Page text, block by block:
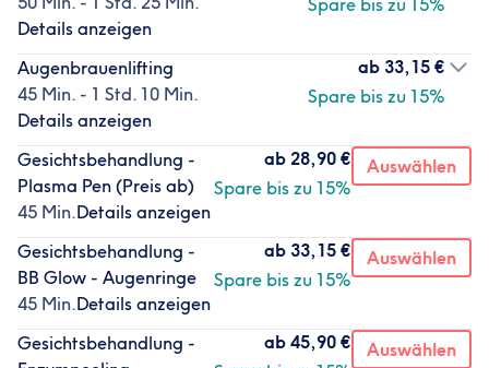
Details anzeigen
Spare bis zu 15%
Augenbrauenlifting
45 Min. - 1 Std. 10 Min.
Details anzeigen
ab 33,15 €
Spare bis zu 15%
Gesichtsbehandlung -
Plasma Pen (Preis ab)
45 Min.Details anzeigen
ab 28,90 €
Spare bis zu 15%
Auswählen
Gesichtsbehandlung -
BB Glow - Augenringe
45 Min.Details anzeigen
ab 33,15 €
Spare bis zu 15%
Auswählen
Gesichtsbehandlung -
ab 45,90 €
Auswählen